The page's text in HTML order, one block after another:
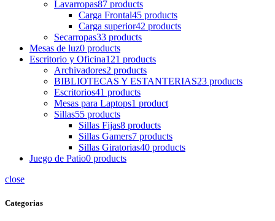
Lavarropas87 products
Carga Frontal45 products
Carga superior42 products
Secarropas33 products
Mesas de luz0 products
Escritorio y Oficina121 products
Archivadores2 products
BIBLIOTECAS Y ESTANTERIAS23 products
Escritorios41 products
Mesas para Laptops1 product
Sillas55 products
Sillas Fijas8 products
Sillas Gamers7 products
Sillas Giratorias40 products
Juego de Patio0 products
close
Categorias